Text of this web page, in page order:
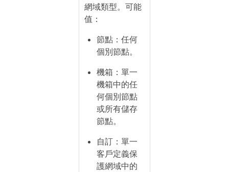
網域類型。可能
值：
節點：任何
個別節點。
機箱：單一
機箱中的任
何個別節點
或所有儲存
節點。
自訂：單一
客戶定義保
護網域中的